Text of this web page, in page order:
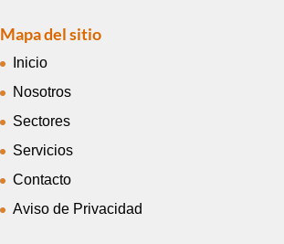
Mapa del sitio
Inicio
Nosotros
Sectores
Servicios
Contacto
Aviso de Privacidad